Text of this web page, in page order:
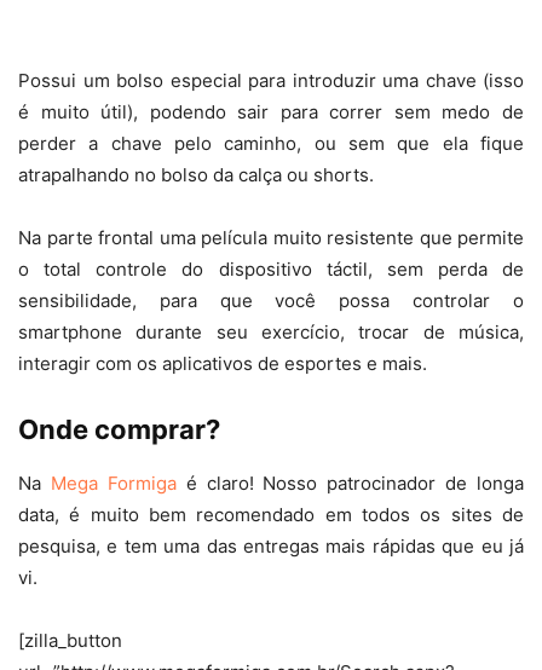
Possui um bolso especial para introduzir uma chave (isso
é muito útil), podendo sair para correr sem medo de
perder a chave pelo caminho, ou sem que ela fique
atrapalhando no bolso da calça ou shorts.
Na parte frontal uma película muito resistente que permite
o total controle do dispositivo táctil, sem perda de
sensibilidade, para que você possa controlar o
smartphone durante seu exercício, trocar de música,
interagir com os aplicativos de esportes e mais.
Onde comprar?
Na Mega Formigaé claro! Nosso patrocinador de longa
data, é muito bem recomendado em todos os sites de
pesquisa, e tem uma das entregas mais rápidas que eu já
vi.
[zilla_button